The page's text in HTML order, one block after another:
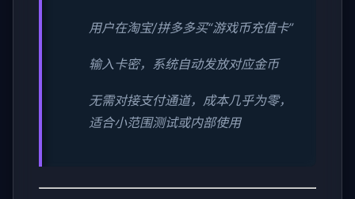
用户在淘宝/拼多多买“游戏币充值卡”
输入卡密，系统自动发放对应金币
无需对接支付通道，成本几乎为零，
适合小范围测试或内部使用